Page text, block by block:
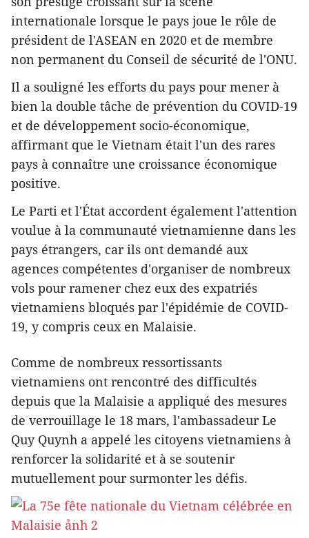
internationale lorsque le pays joue le rôle de
président de l'ASEAN en 2020 et de membre
non permanent du Conseil de sécurité de l'ONU.
Il a souligné les efforts du pays pour mener à
bien la double tâche de prévention du COVID-19
et de développement socio-économique,
affirmant que le Vietnam était l'un des rares
pays à connaître une croissance économique
positive.
Le Parti et l'État accordent également l'attention
voulue à la communauté vietnamienne dans les
pays étrangers, car ils ont demandé aux
agences compétentes d'organiser de nombreux
vols pour ramener chez eux des expatriés
vietnamiens bloqués par l'épidémie de COVID-
19, y compris ceux en Malaisie.
Comme de nombreux ressortissants
vietnamiens ont rencontré des difficultés
depuis que la Malaisie a appliqué des mesures
de verrouillage le 18 mars, l'ambassadeur Le
Quy Quynh a appelé les citoyens vietnamiens à
renforcer la solidarité et à se soutenir
mutuellement pour surmonter les défis.